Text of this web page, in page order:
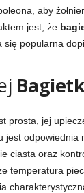
aby
jest, że
się popularna
prosta, jej
jest odpowiednia
ciasta oraz
temperatura